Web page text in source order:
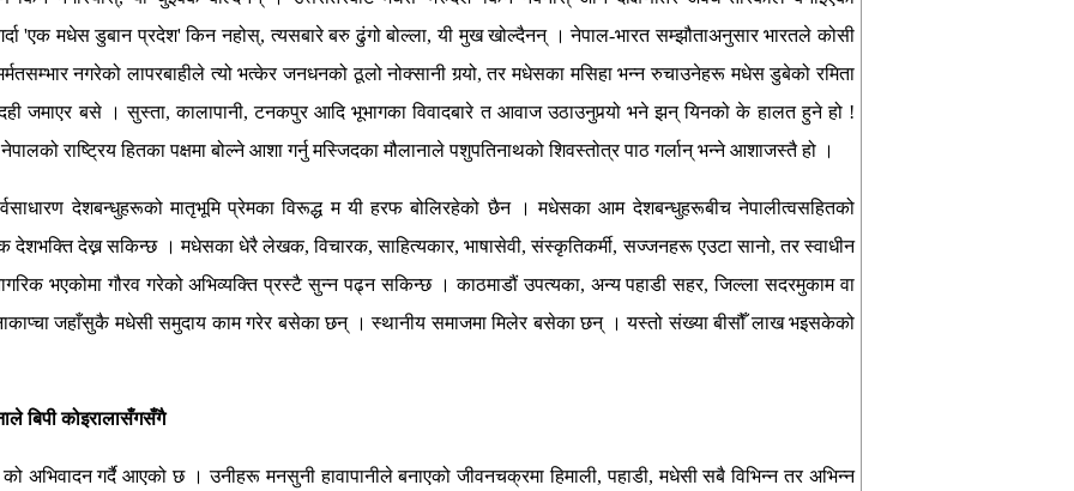
'एक मधेस डुबान प्रदेश' किन नहोस्, त्यसबारे बरु ढुंगो बोल्ला, यी मुख खोल्दैनन् । नेपाल-भारत सम्झौताअनुसार भारतले कोसी
नगरेको लापरबाहीले त्यो भत्केर जनधनको ठूलो नोक्सानी गर्‍यो, तर मधेसका मसिहा भन्न रुचाउनेहरू मधेस डुबेको रमिता
दही जमाएर बसे । सुस्ता, कालापानी, टनकपुर आदि भूभागका विवादबारे त आवाज उठाउनुपर्‍यो भने झन् यिनको के हालत हुने हो !
राष्ट्रिय हितका पक्षमा बोल्ने आशा गर्नु मस्जिदका मौलानाले पशुपतिनाथको शिवस्तोत्र पाठ गर्लान् भन्ने आशाजस्तै हो ।
देशबन्धुहरूको मातृभूमि प्रेमका विरूद्ध म यी हरफ बोलिरहेको छैन । मधेसका आम देशबन्धुहरूबीच नेपालीत्वसहितको
देशभक्ति देख्न सकिन्छ । मधेसका धेरै लेखक, विचारक, साहित्यकार, भाषासेवी, संस्कृतिकर्मी, सज्जनहरू एउटा सानो, तर स्वाधीन
भएकोमा गौरव गरेको अभिव्यक्ति प्रस्टै सुन्न पढ्न सकिन्छ । काठमाडौं उपत्यका, अन्य पहाडी सहर, जिल्ला सदरमुकाम वा
जहाँसुकै मधेसी समुदाय काम गरेर बसेका छन् । स्थानीय समाजमा मिलेर बसेका छन् । यस्तो संख्या बीसौँ लाख भइसकेको
बिपी कोइरालासँगसँगै
अभिवादन गर्दै आएको छ । उनीहरू मनसुनी हावापानीले बनाएको जीवनचक्रमा हिमाली, पहाडी, मधेसी सबै विभिन्न तर अभिन्न